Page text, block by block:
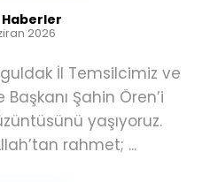
2026
İl Temsilcimiz ve
Şahin Ören’i
yaşıyoruz.
rahmet; ...